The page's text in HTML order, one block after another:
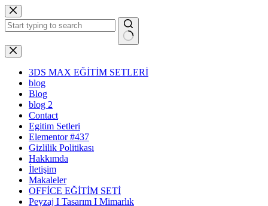
Skip
to
content
No
results
3DS MAX EĞİTİM SETLERİ
blog
Blog
blog 2
Contact
Egitim Setleri
Elementor #437
Gizlilik Politikası
Hakkımda
İletişim
Makaleler
OFFİCE EĞİTİM SETİ
Peyzaj I Tasarım I Mimarlık